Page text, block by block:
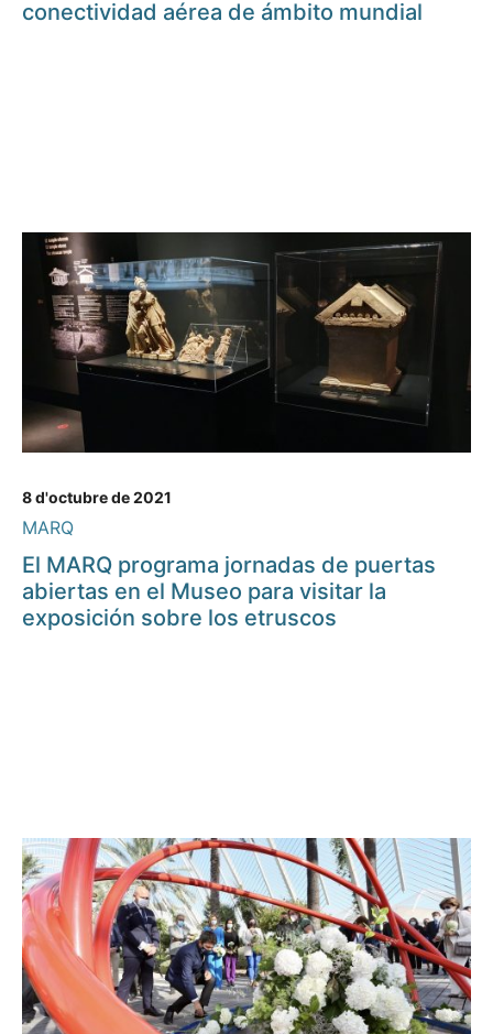
conectividad aérea de ámbito mundial
8 d'octubre de 2021
MARQ
El MARQ programa jornadas de puertas
abiertas en el Museo para visitar la
exposición sobre los etruscos